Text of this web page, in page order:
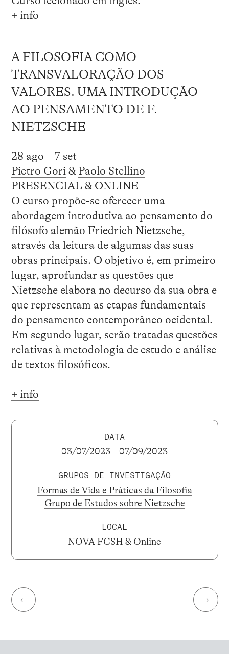
+ info
A FILOSOFIA COMO
TRANSVALORAÇÃO DOS
VALORES. UMA INTRODUÇÃO
AO PENSAMENTO DE F.
NIETZSCHE
28 ago – 7 set
Pietro Gori& Paolo Stellino
PRESENCIAL & ONLINE
O curso propõe-se oferecer uma
abordagem introdutiva ao pensamento do
filósofo alemão Friedrich Nietzsche,
através da leitura de algumas das suas
obras principais. O objetivo é, em primeiro
lugar, aprofundar as questões que
Nietzsche elabora no decurso da sua obra e
que representam as etapas fundamentais
do pensamento contemporâneo ocidental.
Em segundo lugar, serão tratadas questões
relativas à metodologia de estudo e análise
de textos filosóficos.
+ info
DATA
03/07/2023 – 07/09/2023
GRUPOS DE INVESTIGAÇÃO
Formas de Vida e Práticas da Filosofia
Grupo de Estudos sobre Nietzsche
LOCAL
NOVA FCSH & Online
← →